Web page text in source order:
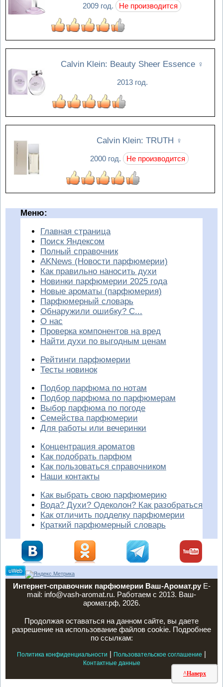
2009 год. Не производится
Calvin Klein: Beauty Sheer Essence ♀
2013 год.
Calvin Klein: TRUTH ♀
2000 год. Не производится
^Наверх
Меню:
Главная страница
Поиск Яндексом
Полный справочник
AKNews (Новости парфюмерии)
Как правильно наносить духи
Новинки парфюмерии 2025 года
Новые ароматы (парфюмерия)
Парфюмерный словарь
Обнаружили ошибку? С...
О нас
Проверка компонентов на вред
Найти духи по выгодным ценам
Рейтинги парфюмерии
Тесты новинок
Подбор парфюма по нотам
Подбор парфюма по парфюмерам
Выбор парфюма по погоде
Семейства парфюмерии
Для работы или вечеринки
Концентрация ароматов
Как подобрать парфюм
Как пользоваться справочником
Наши контакты
Как выбрать свою парфюмерию
Вода? Духи? Одеколон? Как разобраться
Как отличить подделку парфюмерии
Краткий парфюмерный словарь
Интернет-справочник парфюмерии Ваш-Аромат.руE-
mail: info@vash-aromat.ru. Работаем с 2013. Ваш-
аромат.рф, 2026.
Продолжая оставаться на данном сайте, вы даете
разрешение на использование файлов cookie. Подробнее
по ссылкам:
Политика конфиденциальности Пользовательское соглашение
Контактные данные